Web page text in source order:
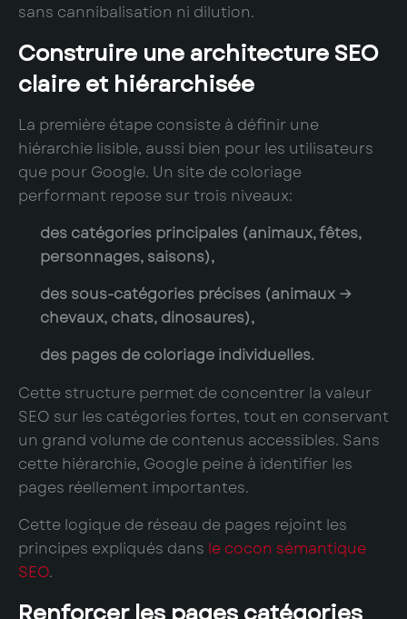
sans cannibalisation ni dilution.
Construire une architecture SEO
claire et hiérarchisée
La première étape consiste à définir une
hiérarchie lisible, aussi bien pour les utilisateurs
que pour Google. Un site de coloriage
performant repose sur trois niveaux:
des catégories principales (animaux, fêtes,
personnages, saisons),
des sous-catégories précises (animaux →
chevaux, chats, dinosaures),
des pages de coloriage individuelles.
Cette structure permet de concentrer la valeur
SEO sur les catégories fortes, tout en conservant
un grand volume de contenus accessibles. Sans
cette hiérarchie, Google peine à identifier les
pages réellement importantes.
Cette logique de réseau de pages rejoint les
principes expliqués dans le cocon sémantique
SEO.